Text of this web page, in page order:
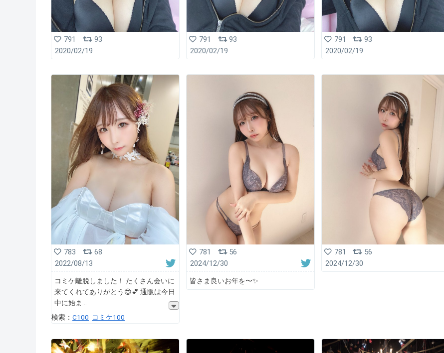
791
93
2020/02/19
791
93
2020/02/19
791
93
2020/02/19
783
68
2022/08/13
コミケ離脱しました！ たくさん会いに
来てくれてありがとう😍💕 通販は今日
中に始ま
検索： C100 コミケ100
781
56
2024/12/30
皆さま良いお年を〜✨
781
56
2024/12/30